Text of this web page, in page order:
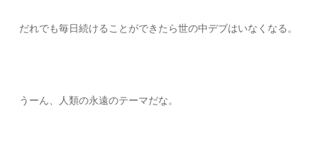
だれでも毎日続けることができたら世の中デブはいなくなる。
うーん、人類の永遠のテーマだな。